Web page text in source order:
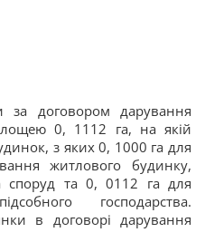
за договором дарування
0, 1112 га, на якій
з яких 0, 1000 га для
житлового будинку,
споруд та 0, 0112 га для
господарства.
в договорі дарування